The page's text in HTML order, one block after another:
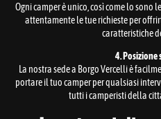
Ogni camper è unico, così come lo sono
attentamente le tue richieste per
caratteristiche
4. Posizione
La nostra sede a Borgo Vercelli è
portare il tuo camper per qualsiasi
tutti i camperisti della